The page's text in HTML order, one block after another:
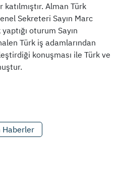
Alman Türk
Sekreteri Sayın Marc
oturum Sayın
Türk iş adamlarından
konuşması ile Türk ve
Haberler